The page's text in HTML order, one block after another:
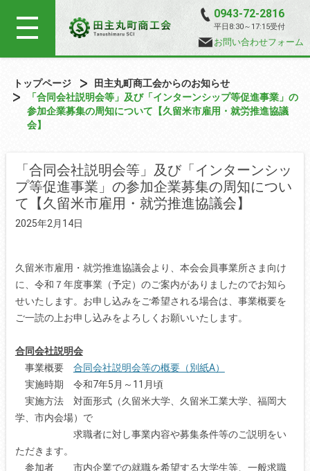
0943-72-2816
平日8:30～17:15受付
お問い合わせフォーム
トップページ
田主丸町商工会からのお知らせ
「合同会社説明会等」及び「インターンシップ等促進事業」の
参加企業募集の周知について【久留米市雇用・就労推進協議
会】
「合同会社説明会等」及び「インターンシッ
プ等促進事業」の参加企業募集の周知につい
て【久留米市雇用・就労推進協議会】
2025年2月14日
久留米市雇用・就労推進協議会より、本会会員事業所さま向け
に、令和７年度事業（予定）のご案内がありましたのでお知ら
せいたします。お申し込みをご希望される場合は、事業概要を
ご一読の上お申し込みをよろしくお願いいたします。
合同会社説明会
事業概要 合同会社説明会等の概要（別紙A）
実施時期 令和7年5月～11月頃
実施方法 対面形式（久留米大学、久留米工業大学、福岡大
学、市内会場）で
求職者に対し事業内容や募集条件等のご説明をい
ただきます。
参加者 市内企業での就職を希望する大学生等、一般求職